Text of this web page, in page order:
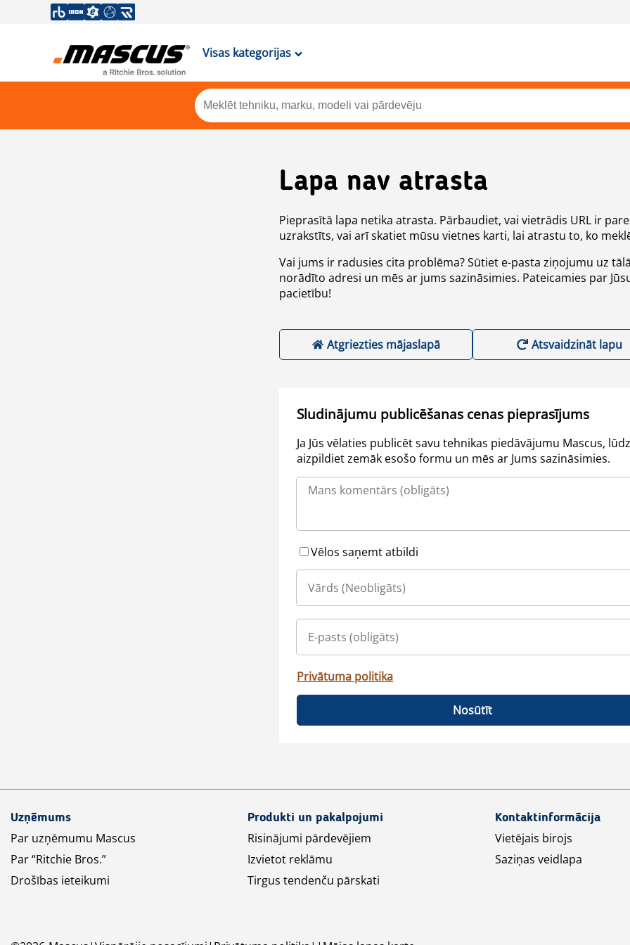
Visas kategorijas
Lapa nav atrasta
Pieprasītā lapa netika atrasta. Pārbaudiet, vai vietrādis URL ir
uzrakstīts, vai arī skatiet mūsu vietnes karti, lai atrastu to, ko
Vai jums ir radusies cita problēma? Sūtiet e-pasta ziņojumu uz
norādīto adresi un mēs ar jums sazināsimies. Pateicamies par
pacietību!
Atgriezties mājaslapā Atsvaidzināt lapu
Sludinājumu publicēšanas cenas pieprasījums
Ja Jūs vēlaties publicēt savu tehnikas piedāvājumu Mascus,
aizpildiet zemāk esošo formu un mēs ar Jums sazināsimies.
Vēlos saņemt atbildi
Privātuma politika
Nosūtīt
Uzņēmums
Par uzņēmumu Mascus
Par “Ritchie Bros.”
Drošības ieteikumi
Produkti un pakalpojumi
Risinājumi pārdevējiem
Izvietot reklāmu
Tirgus tendenču pārskati
Kontaktinformācija
Vietējais birojs
Saziņas veidlapa